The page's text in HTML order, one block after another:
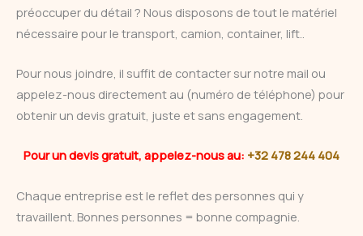
préoccuper du détail ? Nous disposons de tout le matériel
nécessaire pour le transport, camion, container, lift..
Pour nous joindre, il suffit de contacter sur notre mail ou
appelez-nous directement au (numéro de téléphone) pour
obtenir un devis gratuit, juste et sans engagement.
Pour un devis gratuit, appelez-nous au: +32 478 244 404
Chaque entreprise est le reflet des personnes qui y
travaillent. Bonnes personnes = bonne compagnie.